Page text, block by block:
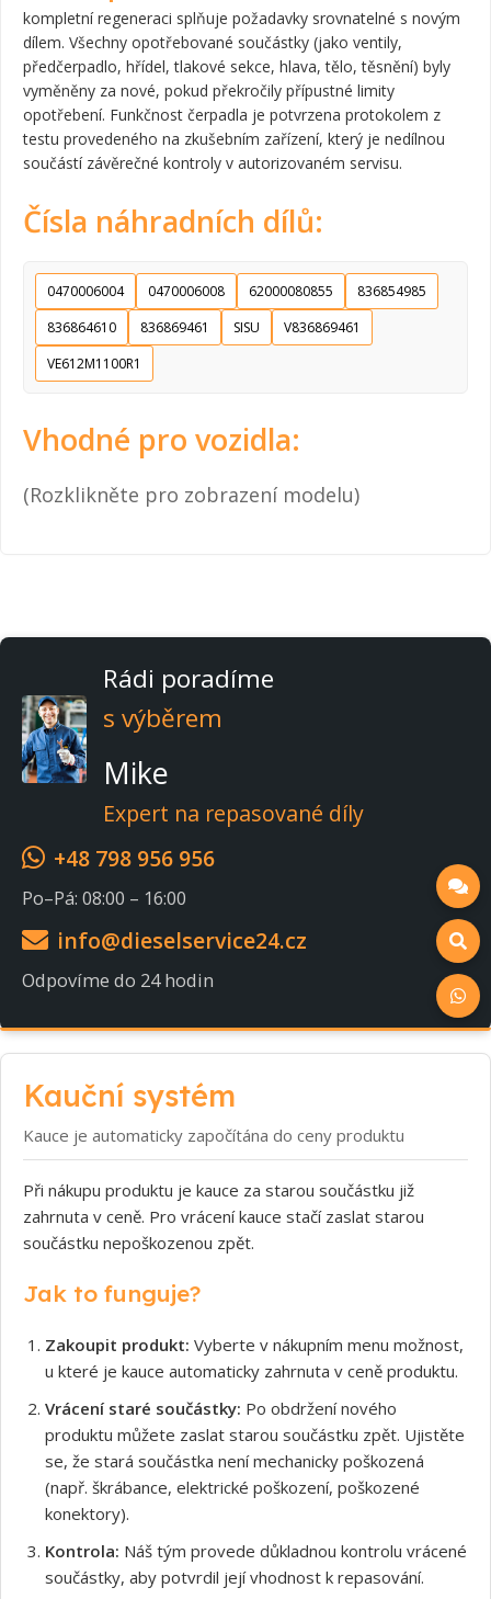
kompletní regeneraci splňuje požadavky srovnatelné s novým
dílem. Všechny opotřebované součástky (jako ventily,
předčerpadlo, hřídel, tlakové sekce, hlava, tělo, těsnění) byly
vyměněny za nové, pokud překročily přípustné limity
opotřebení. Funkčnost čerpadla je potvrzena protokolem z
testu provedeného na zkušebním zařízení, který je nedílnou
součástí závěrečné kontroly v autorizovaném servisu.
Čísla náhradních dílů:
0470006004 0470006008 62000080855
836854985
836864610
836869461 SISU
V836869461
VE612M1100R1
Vhodné pro vozidla:
(Rozklikněte pro zobrazení modelu)
Rádi poradíme
s výběrem
Mike
Expert na repasované díly
+48 798 956 956
Po–Pá: 08:00 – 16:00
info@dieselservice24.cz
Odpovíme do 24 hodin
Kauční systém
Kauce je automaticky započítána do ceny produktu
Při nákupu produktu je kauce za starou součástku již
zahrnuta v ceně. Pro vrácení kauce stačí zaslat starou
součástku nepoškozenou zpět.
Jak to funguje?
Zakoupit produkt: Vyberte v nákupním menu možnost,
u které je kauce automaticky zahrnuta v ceně produktu.
Vrácení staré součástky: Po obdržení nového
produktu můžete zaslat starou součástku zpět. Ujistěte
se, že stará součástka není mechanicky poškozená
(např. škrábance, elektrické poškození, poškozené
konektory).
Kontrola: Náš tým provede důkladnou kontrolu vrácené
součástky, aby potvrdil její vhodnost k repasování.